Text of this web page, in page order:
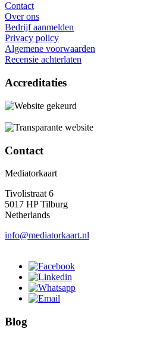
Contact
Over ons
Bedrijf aanmelden
Privacy policy
Algemene voorwaarden
Recensie achterlaten
Accreditaties
Contact
Mediatorkaart
Tivolistraat 6
5017 HP Tilburg
Netherlands
info@mediatorkaart.nl
Blog